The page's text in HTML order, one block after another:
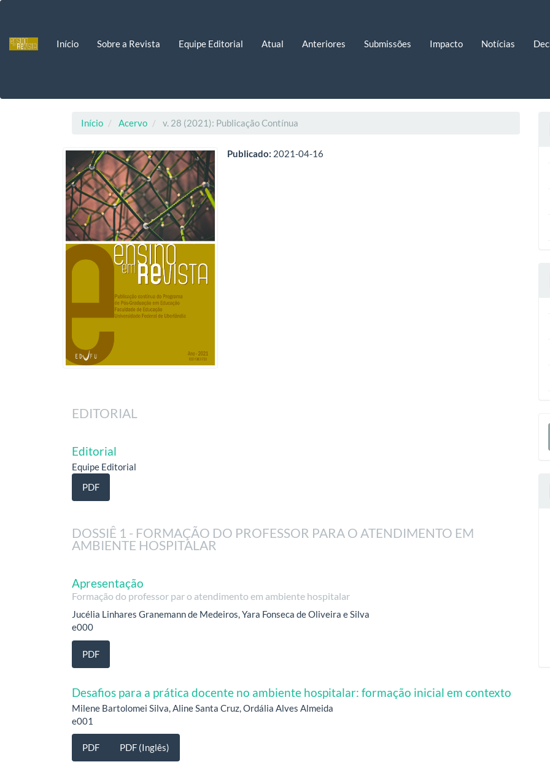
principalInício Sobre a Revista Equipe Editorial Atual Anteriores Submissões Impacto Notícias
Início Acervo v. 28 (2021): Publicação Contínua
Publicado: 2021-04-16
EDITORIAL
Editorial
Equipe Editorial
PDF
DOSSIÊ 1 - FORMAÇÃO DO PROFESSOR PARA O ATENDIMENTO EM
AMBIENTE HOSPITALAR
Apresentação
Formação do professor par o atendimento em ambiente hospitalar
Jucélia Linhares Granemann de Medeiros, Yara Fonseca de Oliveira e Silva
e000
PDF
Desafios para a prática docente no ambiente hospitalar: formação inicial em contexto
Milene Bartolomei Silva, Aline Santa Cruz, Ordália Alves Almeida
e001
PDF PDF (Inglês)